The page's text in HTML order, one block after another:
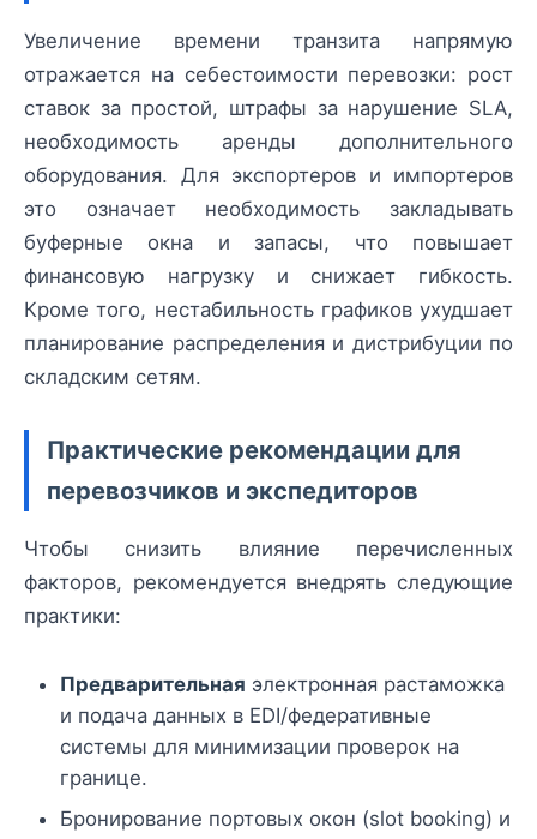
Увеличение времени транзита напрямую
отражается на себестоимости перевозки: рост
ставок за простой, штрафы за нарушение SLA,
необходимость аренды дополнительного
оборудования. Для экспортеров и импортеров
это означает необходимость закладывать
буферные окна и запасы, что повышает
финансовую нагрузку и снижает гибкость.
Кроме того, нестабильность графиков ухудшает
планирование распределения и дистрибуции по
складским сетям.
Практические рекомендации для
перевозчиков и экспедиторов
Чтобы снизить влияние перечисленных
факторов, рекомендуется внедрять следующие
практики:
Предварительная электронная растаможка
и подача данных в EDI/федеративные
системы для минимизации проверок на
границе.
Бронирование портовых окон (slot booking) и